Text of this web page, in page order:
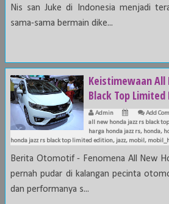
Nis san Juke di Indonesia menjadi
sama-sama bermain dike...
Keistimewaan All
Black Top
Admin
Add
all new honda jazz rs black
harga honda jazz rs, honda,
honda jazz rs black top limited edition, jazz, mobil ,
Berita Otomotif - Fenomena All New
pernah pudar di kalangan pecinta
dan performanya s...